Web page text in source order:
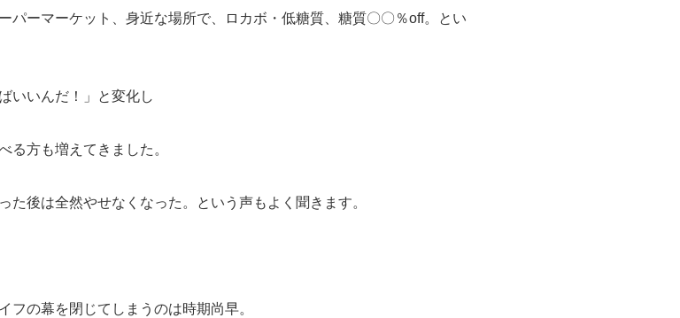
パーマーケット、身近な場所で、ロカボ・低糖質、糖質〇〇％off。とい
いいんだ！」と変化し
る方も増えてきました。
後は全然やせなくなった。という声もよく聞きます。
フの幕を閉じてしまうのは時期尚早。